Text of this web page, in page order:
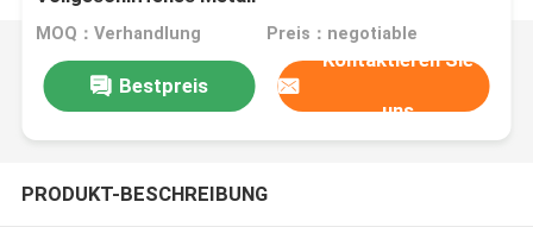
MOQ：Verhandlung Preis：negotiable
Bestpreis
Kontaktieren Sie
uns
PRODUKT-BESCHREIBUNG